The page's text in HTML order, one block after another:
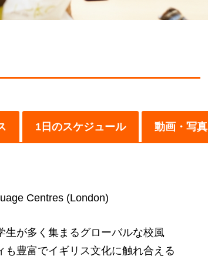
1日のスケジュール 動画・写真
Centres (London)
生が多く集まるグローバルな校風
も豊富でイギリス文化に触れ合える